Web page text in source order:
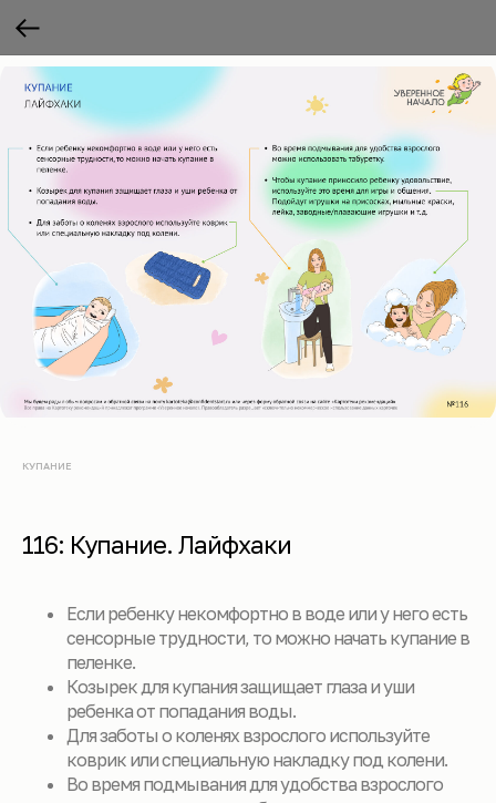
КУПАНИЕ
116: Купание. Лайфхаки
Если ребенку некомфортно в воде или у него есть
сенсорные трудности, то можно начать купание в
пеленке.
Козырек для купания защищает глаза и уши
ребенка от попадания воды.
Для заботы о коленях взрослого используйте
коврик или специальную накладку под колени.
Во время подмывания для удобства взрослого